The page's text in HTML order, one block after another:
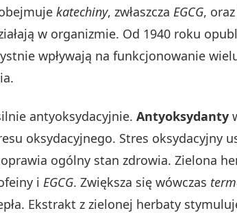
katechiny, zwłaszcza EGCG,
w organizmie. Od 1940 roku
wpływają na funkcjonowanie
antyoksydacyjnie. Antyoksydanty
oksydacyjnego. Stres oksydacyjny
ogólny stan zdrowia. Zielona
i EGCG. Zwiększa się wówczas
Ekstrakt z zielonej herbaty